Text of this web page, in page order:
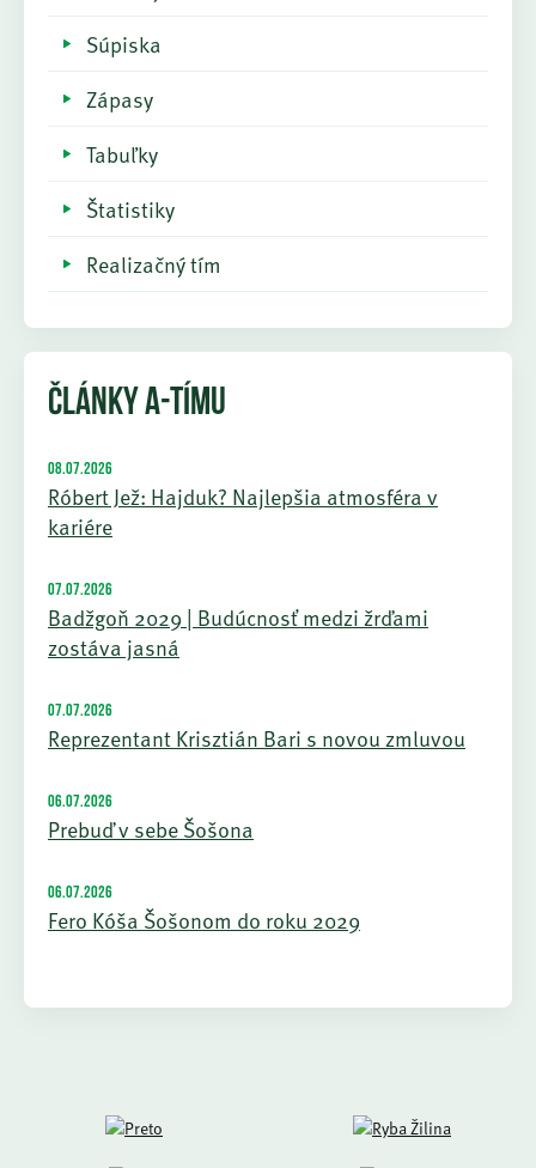
Súpiska
Zápasy
Tabuľky
Štatistiky
Realizačný tím
ČLÁNKY A-TÍMU
08.07.2026
Róbert Jež: Hajduk? Najlepšia atmosféra v
kariére
07.07.2026
Badžgoň 2029 | Budúcnosť medzi žrďami
zostáva jasná
07.07.2026
Reprezentant Krisztián Bari s novou zmluvou
06.07.2026
Prebuď v sebe Šošona
06.07.2026
Fero Kóša Šošonom do roku 2029